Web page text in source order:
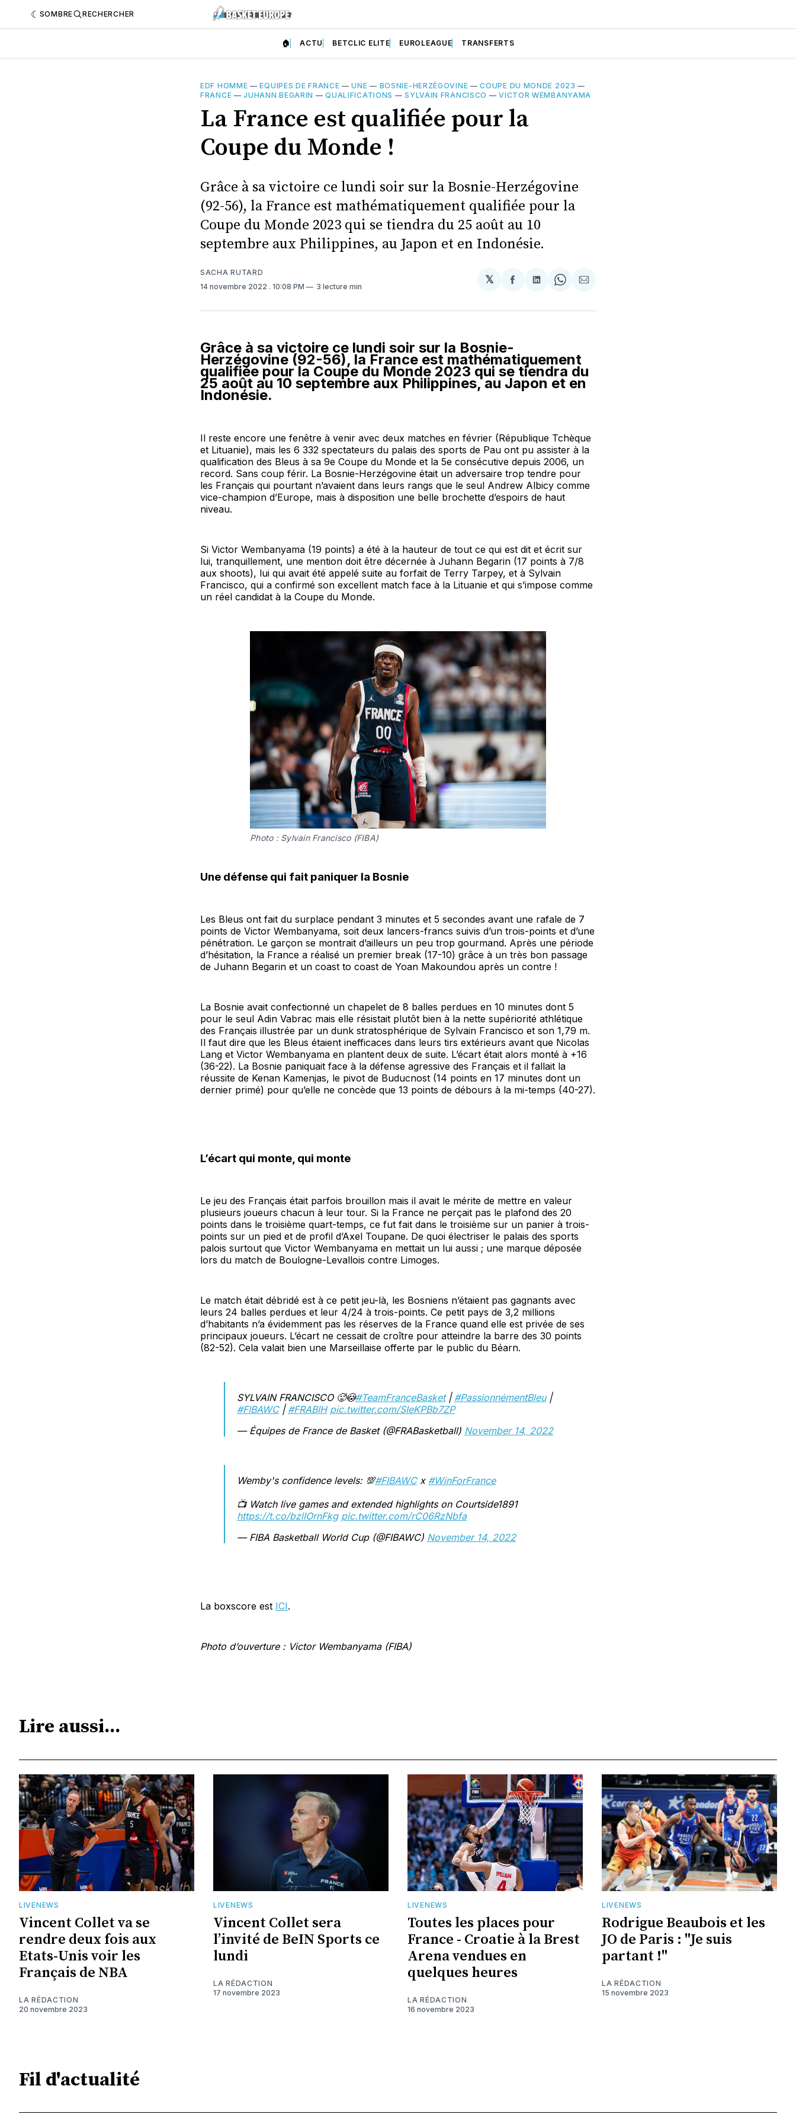
SOMBRE RECHERCHER
🏠 ACTU BETCLIC ELITE EUROLEAGUE TRANSFERTS
EDF HOMME —EQUIPES DE FRANCE —UNE — BOSNIE-HERZÉGOVINE —COUPE DU MONDE 2023 —
FRANCE —JUHANN BEGARIN —QUALIFICATIONS —SYLVAIN FRANCISCO —VICTOR WEMBANYAMA
La France est qualifiée pour la
Coupe du Monde !
Grâce à sa victoire ce lundi soir sur la Bosnie-Herzégovine
(92-56), la France est mathématiquement qualifiée pour la
Coupe du Monde 2023 qui se tiendra du 25 août au 10
septembre aux Philippines, au Japon et en Indonésie.
SACHA RUTARD
14 novembre 2022 . 10:08 PM 3 lecture min
𝕏
Partager
Facebook
Partager
LinkedIn
Share
WhatsApp
Partager
Courriel
Grâce à sa victoire ce lundi soir sur la Bosnie-
Herzégovine (92-56), la France est mathématiquement
qualifiée pour la Coupe du Monde 2023 qui se tiendra du
25 août au 10 septembre aux Philippines, au Japon et en
Indonésie.
Il reste encore une fenêtre à venir avec deux matches en février (République Tchèque
et Lituanie), mais les 6 332 spectateurs du palais des sports de Pau ont pu assister à la
qualification des Bleus à sa 9e Coupe du Monde et la 5e consécutive depuis 2006, un
record. Sans coup férir. La Bosnie-Herzégovine était un adversaire trop tendre pour
les Français qui pourtant n’avaient dans leurs rangs que le seul Andrew Albicy comme
vice-champion d’Europe, mais à disposition une belle brochette d’espoirs de haut
niveau.
Si Victor Wembanyama (19 points) a été à la hauteur de tout ce qui est dit et écrit sur
lui, tranquillement, une mention doit être décernée à Juhann Begarin (17 points à 7/8
aux shoots), lui qui avait été appelé suite au forfait de Terry Tarpey, et à Sylvain
Francisco, qui a confirmé son excellent match face à la Lituanie et qui s’impose comme
un réel candidat à la Coupe du Monde.
Photo : Sylvain Francisco (FIBA)
Une défense qui fait paniquer la Bosnie
Les Bleus ont fait du surplace pendant 3 minutes et 5 secondes avant une rafale de 7
points de Victor Wembanyama, soit deux lancers-francs suivis d’un trois-points et d’une
pénétration. Le garçon se montrait d’ailleurs un peu trop gourmand. Après une période
d’hésitation, la France a réalisé un premier break (17-10) grâce à un très bon passage
de Juhann Begarin et un coast to coast de Yoan Makoundou après un contre !
La Bosnie avait confectionné un chapelet de 8 balles perdues en 10 minutes dont 5
pour le seul Adin Vabrac mais elle résistait plutôt bien à la nette supériorité athlétique
des Français illustrée par un dunk stratosphérique de Sylvain Francisco et son 1,79 m.
Il faut dire que les Bleus étaient inefficaces dans leurs tirs extérieurs avant que Nicolas
Lang et Victor Wembanyama en plantent deux de suite. L’écart était alors monté à +16
(36-22). La Bosnie paniquait face à la défense agressive des Français et il fallait la
réussite de Kenan Kamenjas, le pivot de Buducnost (14 points en 17 minutes dont un
dernier primé) pour qu’elle ne concède que 13 points de débours à la mi-temps (40-27).
L’écart qui monte, qui monte
Le jeu des Français était parfois brouillon mais il avait le mérite de mettre en valeur
plusieurs joueurs chacun à leur tour. Si la France ne perçait pas le plafond des 20
points dans le troisième quart-temps, ce fut fait dans le troisième sur un panier à trois-
points sur un pied et de profil d’Axel Toupane. De quoi électriser le palais des sports
palois surtout que Victor Wembanyama en mettait un lui aussi ; une marque déposée
lors du match de Boulogne-Levallois contre Limoges.
Le match était débridé est à ce petit jeu-là, les Bosniens n’étaient pas gagnants avec
leurs 24 balles perdues et leur 4/24 à trois-points. Ce petit pays de 3,2 millions
d’habitants n’a évidemment pas les réserves de la France quand elle est privée de ses
principaux joueurs. L’écart ne cessait de croître pour atteindre la barre des 30 points
(82-52). Cela valait bien une Marseillaise offerte par le public du Béarn.
SYLVAIN FRANCISCO 🥵😳#TeamFranceBasket| #PassionnémentBleu|
#FIBAWC| #FRABIH pic.twitter.com/SIeKPBb7ZP
— Équipes de France de Basket (@FRABasketball) November 14, 2022
Wemby's confidence levels: 💯#FIBAWCx #WinForFrance
📺 Watch live games and extended highlights on Courtside1891
https://t.co/bzlIOrnFkg pic.twitter.com/rC06RzNbfa
— FIBA Basketball World Cup (@FIBAWC) November 14, 2022
La boxscore est ICI.
Photo d’ouverture : Victor Wembanyama (FIBA)
Lire aussi...
LIVENEWS
Vincent Collet va se
rendre deux fois aux
Etats-Unis voir les
Français de NBA
LA RÉDACTION
20 novembre 2023
LIVENEWS
Vincent Collet sera
l’invité de BeIN Sports ce
lundi
LA RÉDACTION
17 novembre 2023
LIVENEWS
Toutes les places pour
France - Croatie à la Brest
Arena vendues en
quelques heures
LA RÉDACTION
16 novembre 2023
LIVENEWS
Rodrigue Beaubois et les
JO de Paris : "Je suis
partant !"
LA RÉDACTION
15 novembre 2023
Fil d'actualité